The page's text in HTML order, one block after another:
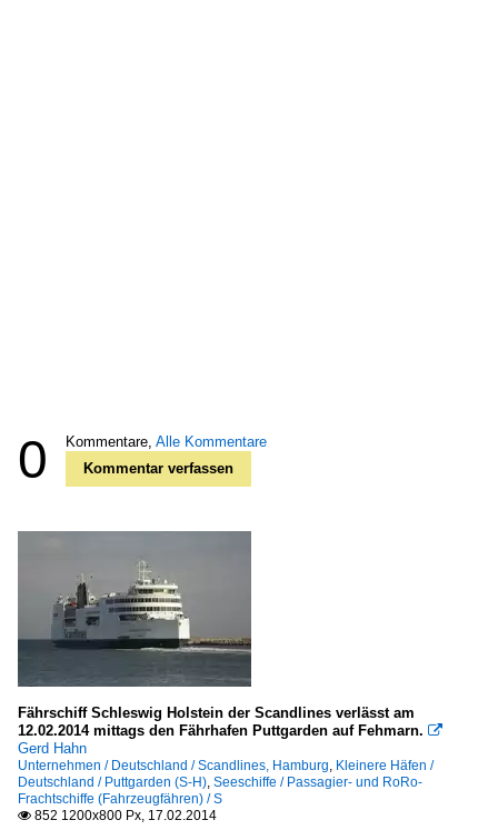
0 Kommentare, Alle Kommentare
Kommentar verfassen
Fährschiff Schleswig Holstein der Scandlines verlässt am
12.02.2014 mittags den Fährhafen Puttgarden auf Fehmarn. 
Gerd Hahn
Unternehmen / Deutschland / Scandlines, Hamburg, Kleinere Häfen /
Deutschland / Puttgarden (S-H), Seeschiffe / Passagier- und RoRo-
Frachtschiffe (Fahrzeugfähren) / S
 852 1200x800 Px, 17.02.2014